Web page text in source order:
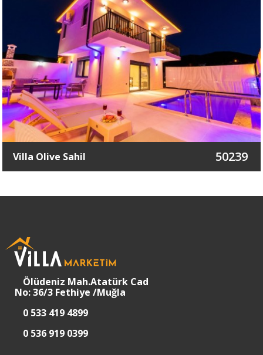
Villa Olive Sahil 50239
Ölüdeniz Mah.Atatürk Cad
No: 36/3 Fethiye /Muğla
0 533 419 4899
0 536 919 0399